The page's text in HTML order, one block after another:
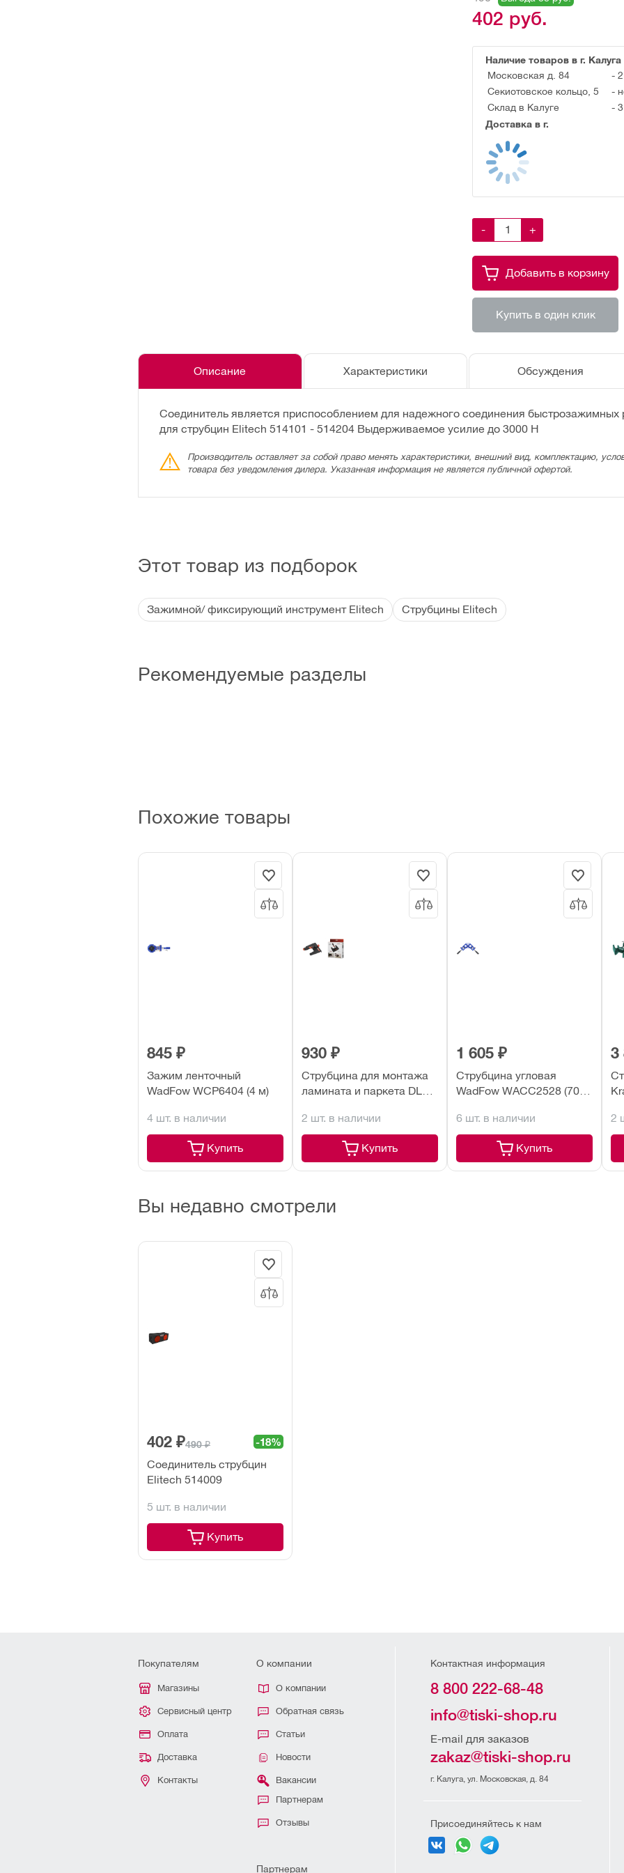
402 руб.
Наличие товаров в г. Калуга
Московская д. 84
-
Секиотовское кольцо, 5
-
Склад в Калуге
-
Доставка в г.
- +
Добавить в корзину
Купить в один клик
Описание Характеристики Обсуждения
Соединитель является приспособлением для надежного соединения быстрозажимных
для струбцин Elitech 514101 - 514204 Выдерживаемое усилие до 3000 Н
Производитель оставляет за собой право менять характеристики, внешний вид, комплектацию,
товара без уведомления дилера. Указанная информация не является публичной офертой.
Этот товар из подборок
Зажимной/ фиксирующий инструмент Elitech Струбцины Elitech
Рекомендуемые разделы
Похожие товары
845 ₽
Зажим ленточный
WadFow WCP6404 (4 м)
4 шт. в наличии
Купить
930 ₽
Струбцина для монтажа
ламината и паркета DLT
2 шт. в наличии
Купить
1 605 ₽
Струбцина угловая
WadFow WACC2528 (70
6 шт. в наличии
Купить
3
2
Вы недавно смотрели
402 ₽490 ₽
-18%
Соединитель струбцин
Elitech 514009
5 шт. в наличии
Купить
Покупателям
Магазины
Сервисный центр
Оплата
Доставка
Контакты
О компании
О компании
Обратная связь
Статьи
Новости
Вакансии
Партнерам
Отзывы
Партнерам
Контактная информация
8 800 222-68-48
info@tiski-shop.ru
E-mail для заказов
zakaz@tiski-shop.ru
г. Калуга, ул. Московская, д. 84
Присоединяйтесь к нам